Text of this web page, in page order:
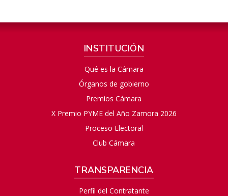
INSTITUCIÓN
Qué es la Cámara
Órganos de gobierno
Premios Cámara
X Premio PYME del Año Zamora 2026
Proceso Electoral
Club Cámara
TRANSPARENCIA
Perfil del Contratante